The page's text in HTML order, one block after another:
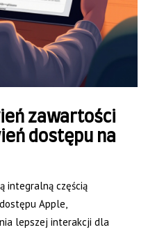
zawartości
dostępu na
integralną częścią
Apple,
lepszej interakcji dla